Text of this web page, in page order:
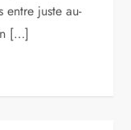
entre juste au-
[…]